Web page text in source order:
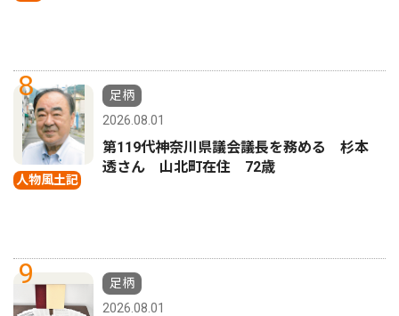
8
人物風土記
足柄
2026.08.01
第119代神奈川県議会議長を務める 杉本
透さん 山北町在住 72歳
9
足柄
2026.08.01